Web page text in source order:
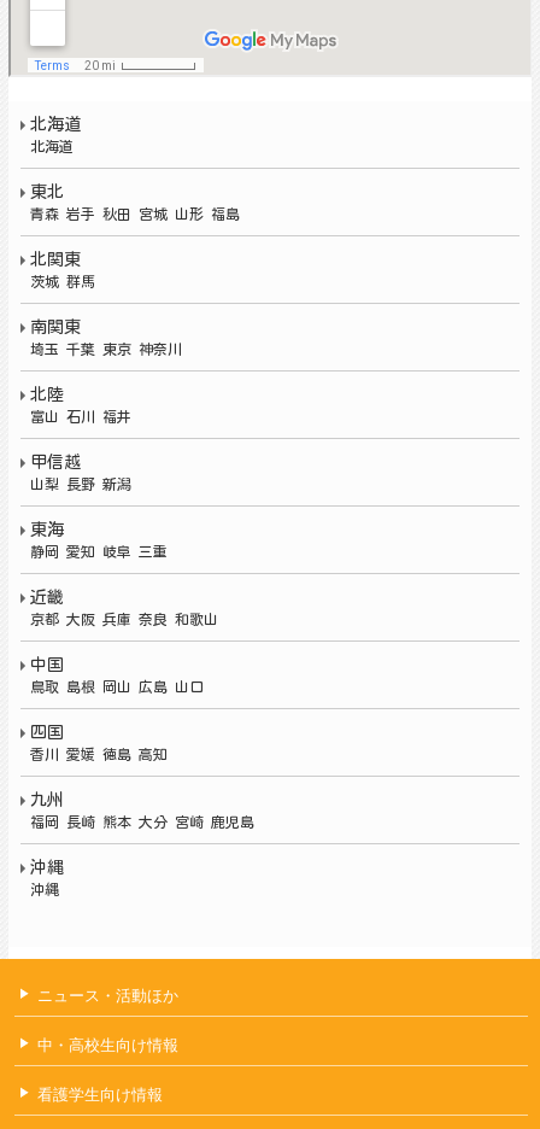
北海道
北海道
東北
青森 岩手 秋田 宮城 山形 福島
北関東
茨城 群馬
南関東
埼玉 千葉 東京 神奈川
北陸
富山 石川 福井
甲信越
山梨 長野 新潟
東海
静岡 愛知 岐阜 三重
近畿
京都 大阪 兵庫 奈良 和歌山
中国
鳥取 島根 岡山 広島 山口
四国
香川 愛媛 徳島 高知
九州
福岡 長崎 熊本 大分 宮崎 鹿児島
沖縄
沖縄
ニュース・活動ほか
中・高校生向け情報
看護学生向け情報